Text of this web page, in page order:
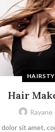
Hair
Rayane
dolor sit amet,